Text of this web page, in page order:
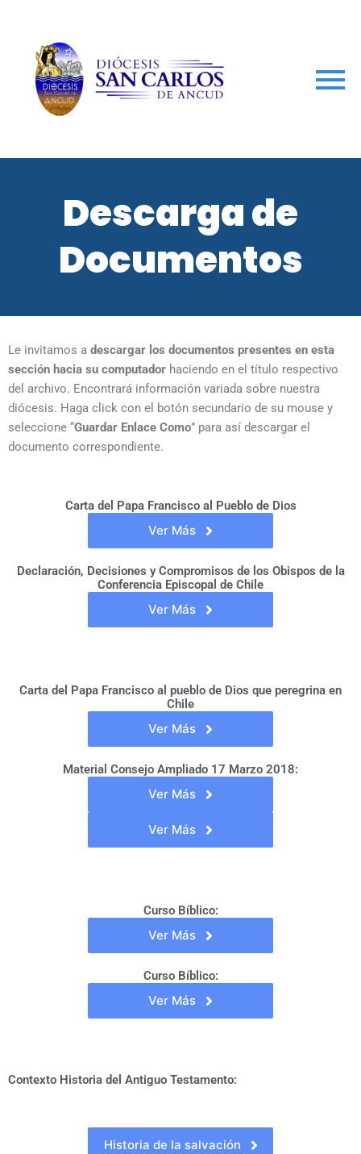
Descarga de
Documentos
Le invitamos a descargar los documentos presentes en esta
sección hacia su computador haciendo en el título respectivo
del archivo. Encontrará información variada sobre nuestra
diócesis. Haga click con el botón secundario de su mouse y
seleccione “Guardar Enlace Como” para así descargar el
documento correspondiente.
Carta del Papa Francisco al Pueblo de Dios
Ver Más
Declaración, Decisiones y Compromisos de los Obispos de la
Conferencia Episcopal de Chile
Ver Más
Carta del Papa Francisco al pueblo de Dios que peregrina en
Chile
Ver Más
Material Consejo Ampliado 17 Marzo 2018:
Ver Más
Ver Más
Curso Bíblico:
Ver Más
Curso Bíblico:
Ver Más
Contexto Historia del Antiguo Testamento:
Historia de la salvación